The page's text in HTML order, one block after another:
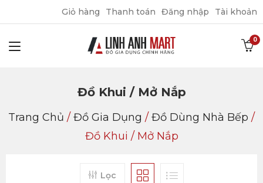
Giỏ hàng Thanh toán Đăng nhập Tài khoản
Đồ Khui / Mở Nắp
Trang Chủ / Đồ Gia Dụng / Đồ Dùng Nhà Bếp /
Đồ Khui / Mở Nắp
Lọc